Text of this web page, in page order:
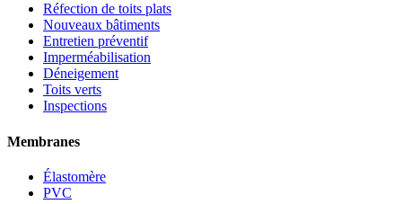
Réfection de toits plats
Nouveaux bâtiments
Entretien préventif
Imperméabilisation
Déneigement
Toits verts
Inspections
Membranes
Élastomère
PVC